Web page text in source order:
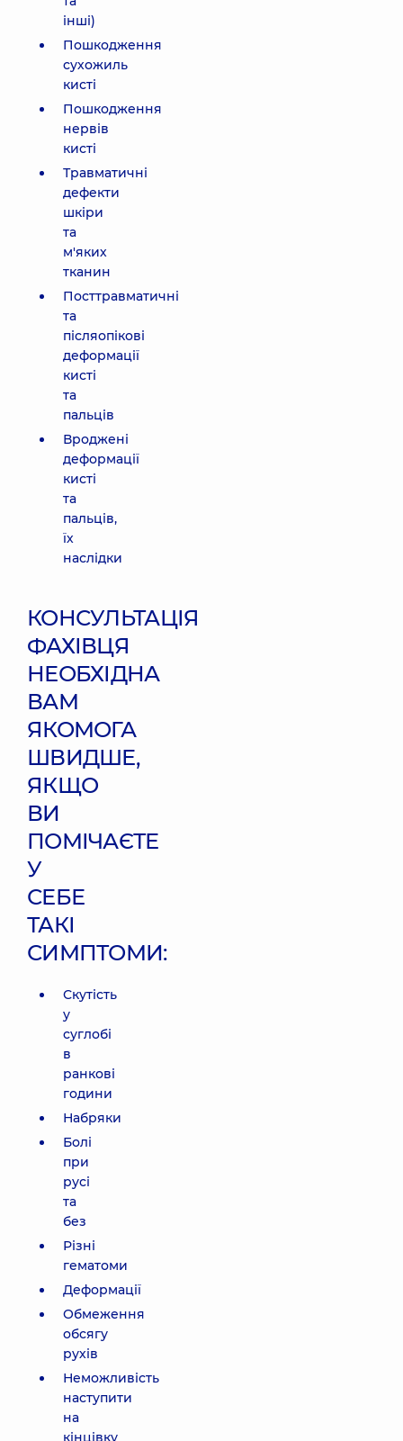
інші)
Пошкодження
сухожиль
кисті
Пошкодження
нервів
кисті
Травматичні
дефекти
шкіри
та
м'яких
тканин
Посттравматичні
та
післяопікові
деформації
кисті
та
пальців
Вроджені
деформації
кисті
та
пальців,
їх
наслідки
КОНСУЛЬТАЦІЯ
ФАХІВЦЯ
НЕОБХІДНА
ВАМ
ЯКОМОГА
ШВИДШЕ,
ЯКЩО
ВИ
ПОМІЧАЄТЕ
У
СЕБЕ
ТАКІ
СИМПТОМИ:
Скутість
у
суглобі
в
ранкові
години
Набряки
Болі
при
русі
та
без
Різні
гематоми
Деформації
Обмеження
обсягу
рухів
Неможливість
наступити
на
кінцівку